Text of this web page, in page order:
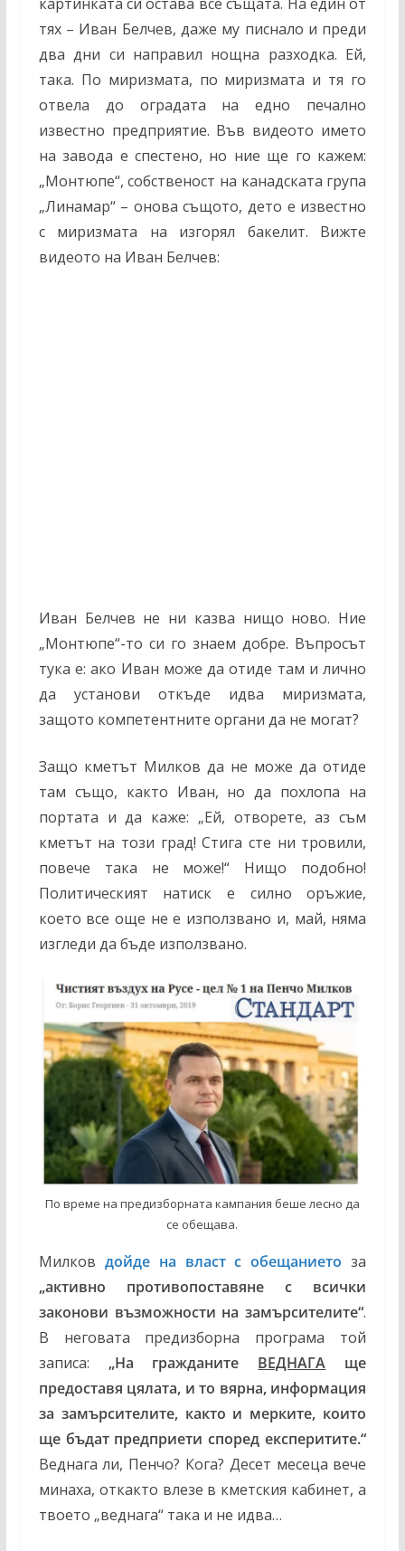
тях – Иван Белчев, даже му писнало и преди
два дни си направил нощна разходка. Ей,
така. По миризмата, по миризмата и тя го
отвела до оградата на едно печално
известно предприятие. Във видеото името
на завода е спестено, но ние ще го кажем:
„Монтюпе“, собственост на канадската група
„Линамар“ – онова същото, дето е известно
с миризмата на изгорял бакелит. Вижте
видеото на Иван Белчев:
Иван Белчев не ни казва нищо ново. Ние
„Монтюпе“-то си го знаем добре. Въпросът
тука е: ако Иван може да отиде там и лично
да установи откъде идва миризмата,
защото компетентните органи да не могат?
Защо кметът Милков да не може да отиде
там също, както Иван, но да похлопа на
портата и да каже: „Ей, отворете, аз съм
кметът на този град! Стига сте ни тровили,
повече така не може!“ Нищо подобно!
Политическият натиск е силно оръжие,
което все още не е използвано и, май, няма
изгледи да бъде използвано.
По време на предизборната кампания беше лесно да
се обещава.
Милков дойде на власт с обещанието за
„активно противопоставяне с всички
законови възможности на замърсителите“.
В неговата предизборна програма той
записа: „На гражданите ВЕДНАГА ще
предоставя цялата, и то вярна, информация
за замърсителите, както и мерките, които
ще бъдат предприети според експеритите.“
Веднага ли, Пенчо? Кога? Десет месеца вече
минаха, откакто влезе в кметския кабинет, а
твоето „веднага“ така и не идва…